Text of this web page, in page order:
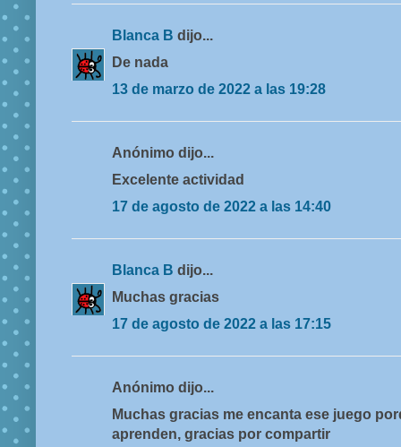
Blanca B dijo...
De nada
13 de marzo de 2022 a las 19:28
Anónimo dijo...
Excelente actividad
17 de agosto de 2022 a las 14:40
Blanca B dijo...
Muchas gracias
17 de agosto de 2022 a las 17:15
Anónimo dijo...
Muchas gracias me encanta ese juego
aprenden, gracias por compartir